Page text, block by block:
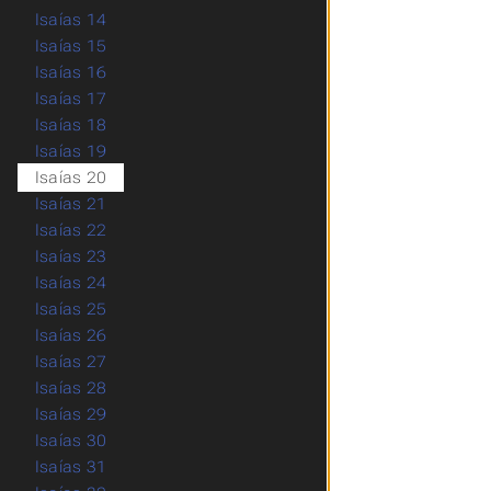
Isaías 14
Isaías 15
Isaías 16
Isaías 17
Isaías 18
Isaías 19
Isaías 20
Isaías 21
Isaías 22
Isaías 23
Isaías 24
Isaías 25
Isaías 26
Isaías 27
Isaías 28
Isaías 29
Isaías 30
Isaías 31